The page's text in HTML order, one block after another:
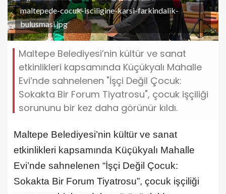
maltepede-cocuk-isciligine-karsi-farkindalik-
bulusmasi.jpg
Maltepe Belediyesi’nin kültür ve sanat
etkinlikleri kapsamında Küçükyalı Mahalle
Evi’nde sahnelenen "İşçi Değil Çocuk:
Sokakta Bir Forum Tiyatrosu", çocuk işçiliği
sorununu bir kez daha görünür kıldı.
Maltepe Belediyesi’nin kültür ve sanat
etkinlikleri kapsamında Küçükyalı Mahalle
Evi’nde sahnelenen “İşçi Değil Çocuk:
Sokakta Bir Forum Tiyatrosu”, çocuk işçiliği